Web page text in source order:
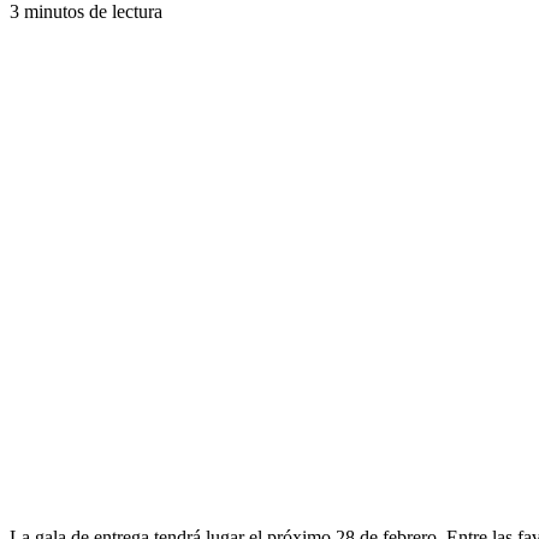
3 minutos de lectura